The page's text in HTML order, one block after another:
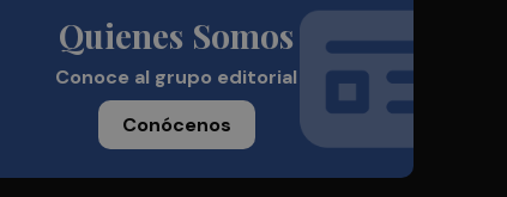
Quienes Somos
Conoce al grupo editorial
Conócenos